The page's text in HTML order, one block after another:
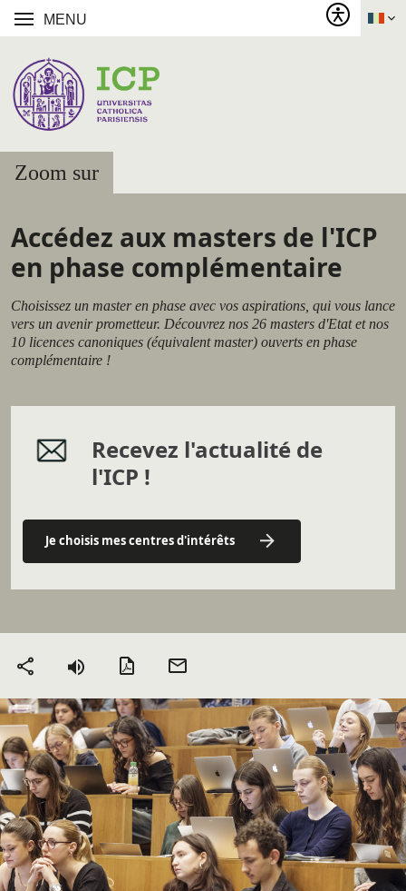
MENU
Zoom sur
Accédez aux masters de l'ICP
en phase complémentaire
Choisissez un master en phase avec vos aspirations, qui vous lance
vers un avenir prometteur. Découvrez nos 26 masters d'Etat et nos
10 licences canoniques (équivalent master) ouverts en phase
complémentaire !
Recevez l'actualité de
l'ICP !
Je choisis mes centres d'intérêts
Partager Version PDF